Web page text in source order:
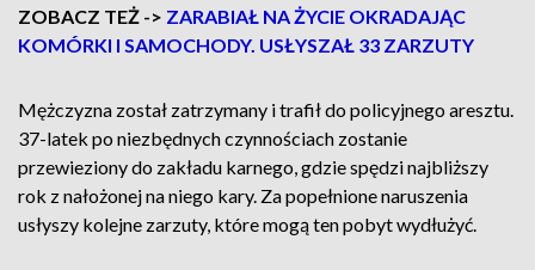
ZOBACZ TEŻ -> ZARABIAŁ NA ŻYCIE OKRADAJĄC
KOMÓRKI I SAMOCHODY. USŁYSZAŁ 33 ZARZUTY
Mężczyzna został zatrzymany i trafił do policyjnego aresztu.
37-latek po niezbędnych czynnościach zostanie
przewieziony do zakładu karnego, gdzie spędzi najbliższy
rok z nałożonej na niego kary. Za popełnione naruszenia
usłyszy kolejne zarzuty, które mogą ten pobyt wydłużyć.